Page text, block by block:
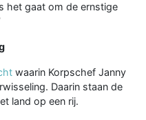
het gaat om de ernstige
waarin Korpschef Janny
Daarin staan de
land op een rij.